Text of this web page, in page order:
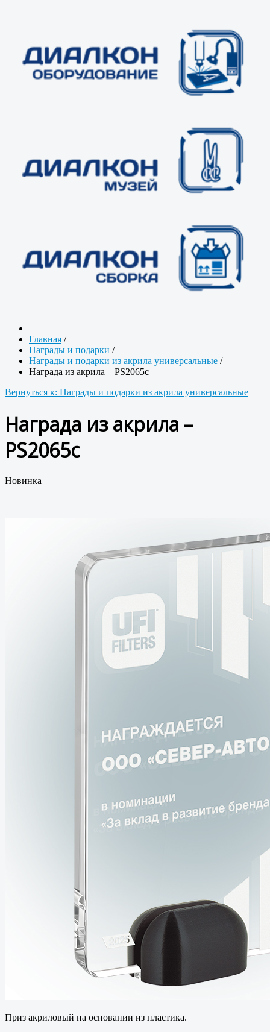
Главная /
Награды и подарки /
Награды и подарки из акрила универсальные /
Награда из акрила – PS2065c
Вернуться к: Награды и подарки из акрила универсальные
Награда из акрила –
PS2065c
Новинка
Приз акриловый на основании из пластика.